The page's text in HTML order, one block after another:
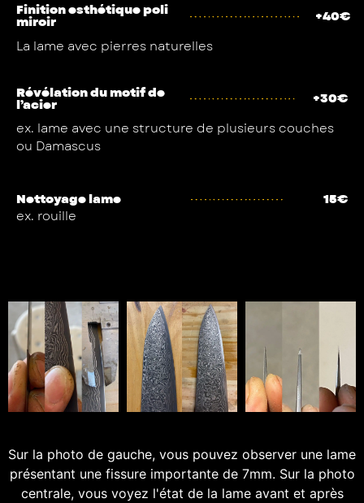
Finition esthétique poli
miroir
+40€
La lame avec pierres naturelles
Révélation du motif de
l’acier
+30€
ex. lame avec une structure de plusieurs couches
ou Damascus
Nettoyage lame
15€
ex. rouille
Sur la photo de gauche, vous pouvez observer une lame
présentant une fissure importante de 7mm. Sur la photo
centrale, vous voyez l'état de la lame avant et après